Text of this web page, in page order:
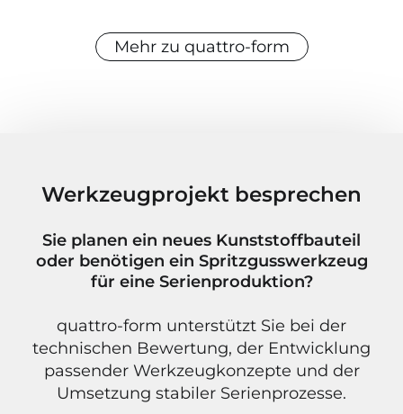
Mehr zu quattro-form
Werkzeugprojekt besprechen
Sie planen ein neues Kunststoffbauteil
oder benötigen ein Spritzgusswerkzeug
für eine Serienproduktion?
quattro-form unterstützt Sie bei der
technischen Bewertung, der Entwicklung
passender Werkzeugkonzepte und der
Umsetzung stabiler Serienprozesse.